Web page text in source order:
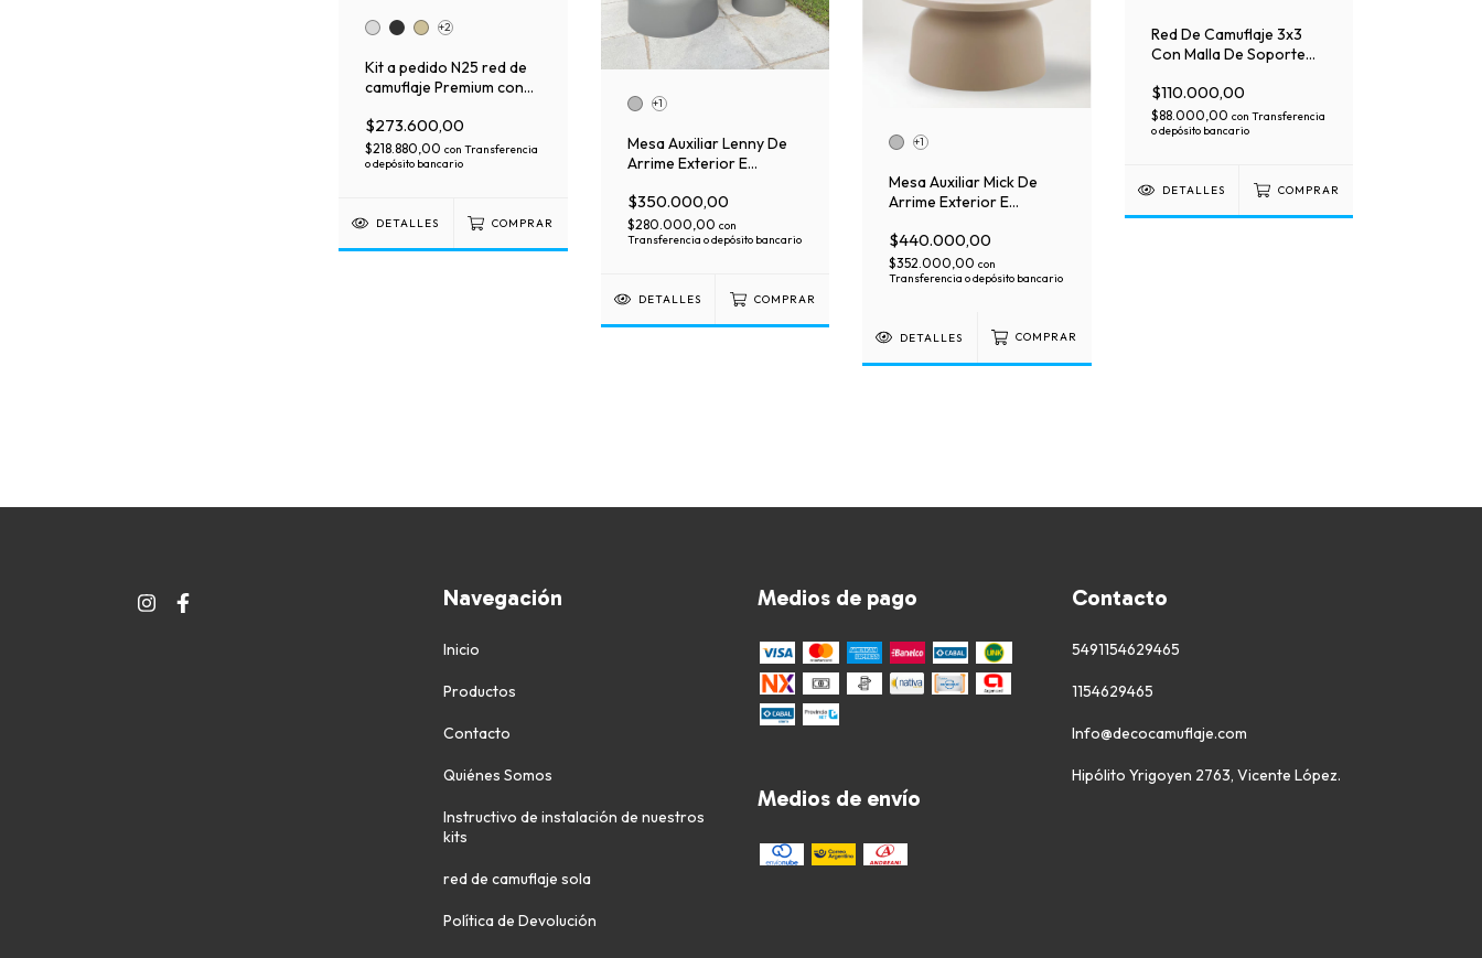
+2
Kit a pedido N25 red de
camuflaje Premium con
$273.600,00
$218.880,00 con Transferencia
o depósito bancario
DETALLES COMPRAR
+1
Mesa Auxiliar Lenny De
Arrime Exterior E
Resistente
$350.000,00
$280.000,00 con
Transferencia o depósito bancario
DETALLES COMPRAR
+1
Mesa Auxiliar Mick De
Arrime Exterior E
Resistente
$440.000,00
$352.000,00 con
Transferencia o depósito bancario
DETALLES COMPRAR
Red De Camuflaje 3x3
Con Malla De Soporte
$110.000,00
$88.000,00 con Transferencia
o depósito bancario
DETALLES COMPRAR
Navegación
Inicio
Productos
Contacto
Quiénes Somos
Instructivo de instalación de nuestros
kits
red de camuflaje sola
Política de Devolución
Medios de pago
Medios de envío
Contacto
5491154629465
1154629465
Info@decocamuflaje.com
Hipólito Yrigoyen 2763, Vicente López.